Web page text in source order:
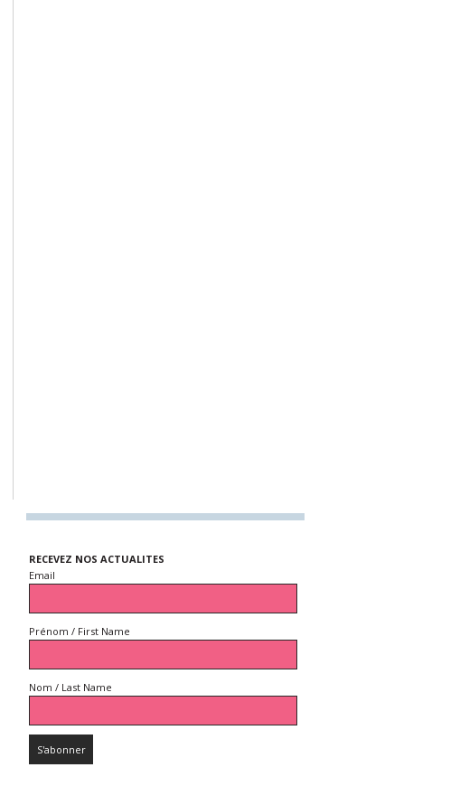
RECEVEZ NOS ACTUALITES
Email
Prénom / First Name
Nom / Last Name